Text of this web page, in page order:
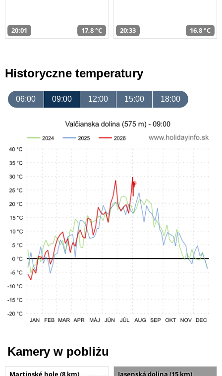
20:01 17,8 °C 20:33 16,8 °C
Historyczne temperatury
06:00 09:00 12:00 15:00 18:00
Kamery w pobliżu
Martinské hole (8 km) Jasenská dolina (15 km)